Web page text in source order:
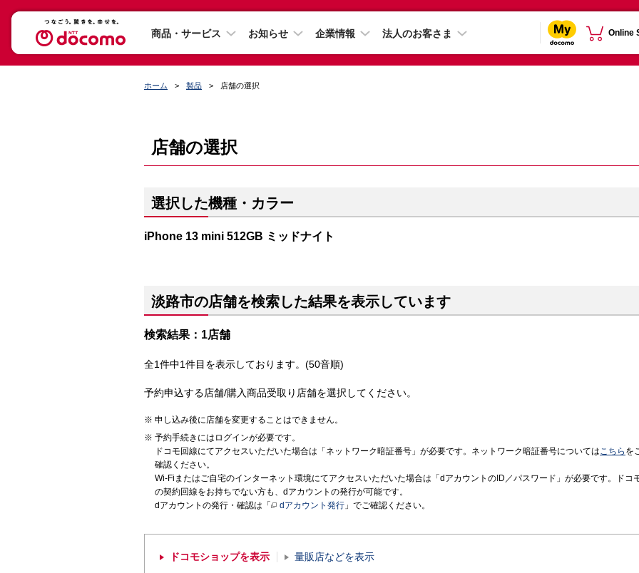
商品・サービス お知らせ 企業情報 法人のお客さま Online
ホーム 製品 店舗の選択
店舗の選択
選択した機種・カラー
iPhone 13 mini 512GB ミッドナイト
淡路市の店舗を検索した結果を表示しています
検索結果：1店舗
全1件中1件目を表示しております。(50音順)
予約申込する店舗/購入商品受取り店舗を選択してください。
申し込み後に店舗を変更することはできません。
予約手続きにはログインが必要です。
ドコモ回線にてアクセスいただいた場合は「ネットワーク暗証番号」が必要です。ネットワーク暗証番号についてはこちら を
確認ください。
Wi-Fiまたはご自宅のインターネット環境にてアクセスいただいた場合は「dアカウントのID／パスワード」が必要です。ドコ
の契約回線をお持ちでない方も、dアカウントの発行が可能です。
dアカウントの発行・確認は「
dアカウント発行 」でご確認ください。
ドコモショップを表示 量販店などを表示